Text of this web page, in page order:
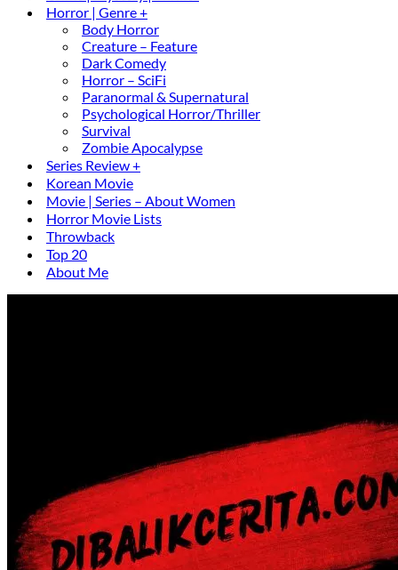
Horror | Genre +
Body Horror
Creature – Feature
Dark Comedy
Horror – SciFi
Paranormal & Supernatural
Psychological Horror/Thriller
Survival
Zombie Apocalypse
Series Review +
Korean Movie
Movie | Series – About Women
Horror Movie Lists
Throwback
Top 20
About Me